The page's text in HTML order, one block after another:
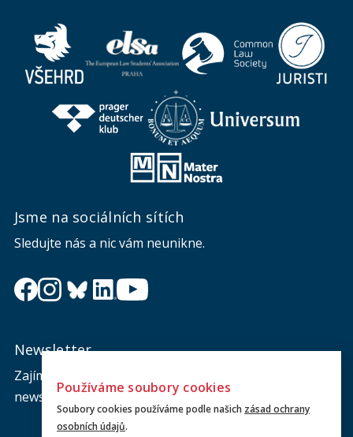
Jsme na sociálních sítích
Sledujte nás a nic vám neunikne.
Newsletter
Zajímá vás dění na fakultě? Přihlaste se k odběru
newsletteru a buďte s námi v kontaktu.
Používáme soubory cookies
Soubory cookies používáme podle našich zásad ochrany
osobních údajů.